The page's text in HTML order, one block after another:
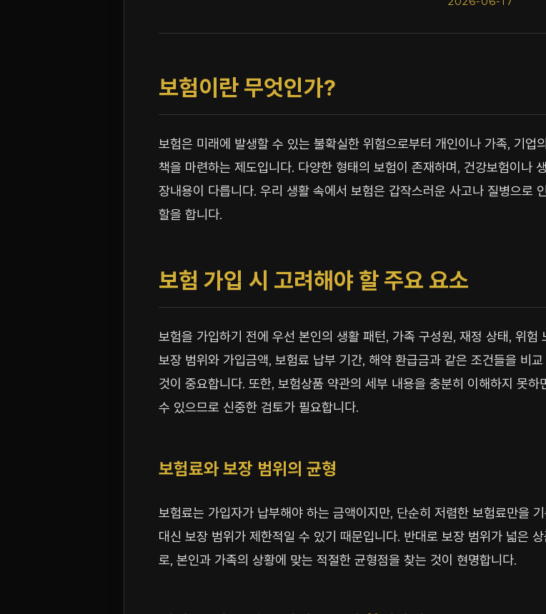
보험이란 무엇인가?
보험은 미래에 발생할 수 있는 불확실한 위험으로부터 개인이나 가족, 기업
책을 마련하는 제도입니다. 다양한 형태의 보험이 존재하며, 건강보험이나
장내용이 다릅니다. 우리 생활 속에서 보험은 갑작스러운 사고나 질병으로
할을 합니다.
보험 가입 시 고려해야 할 주요 요소
보험을 가입하기 전에 우선 본인의 생활 패턴, 가족 구성원, 재정 상태, 위
보장 범위와 가입금액, 보험료 납부 기간, 해약 환급금과 같은 조건들을 비
것이 중요합니다. 또한, 보험상품 약관의 세부 내용을 충분히 이해하지 못
수 있으므로 신중한 검토가 필요합니다.
보험료와 보장 범위의 균형
보험료는 가입자가 납부해야 하는 금액이지만, 단순히 저렴한 보험료만을
대신 보장 범위가 제한적일 수 있기 때문입니다. 반대로 보장 범위가 넓은
로, 본인과 가족의 상황에 맞는 적절한 균형점을 찾는 것이 현명합니다.